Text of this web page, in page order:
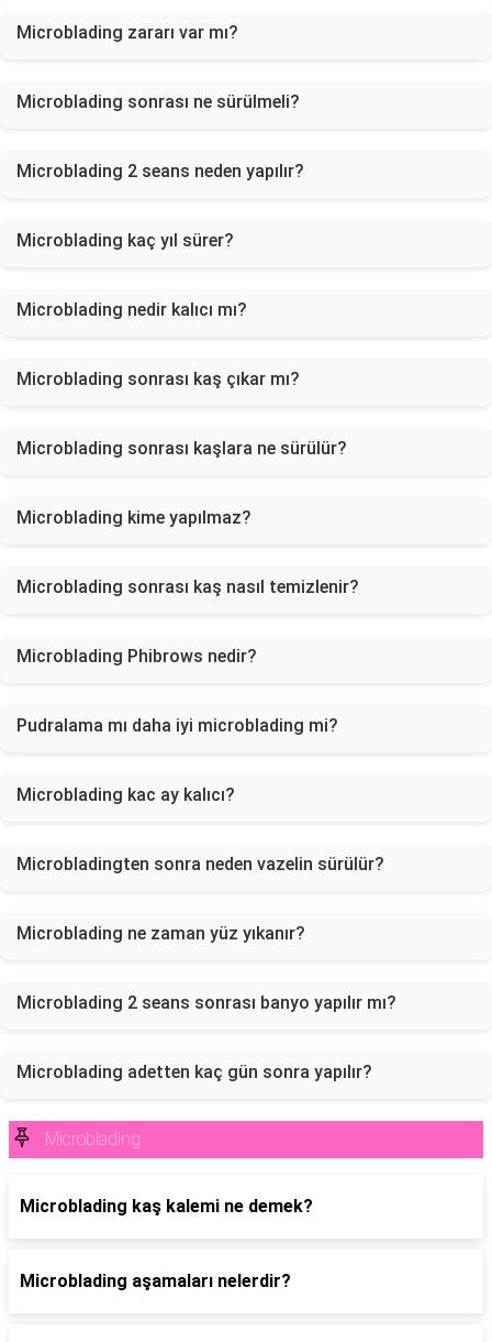
Microblading zararı var mı?
Microblading sonrası ne sürülmeli?
Microblading 2 seans neden yapılır?
Microblading kaç yıl sürer?
Microblading nedir kalıcı mı?
Microblading sonrası kaş çıkar mı?
Microblading sonrası kaşlara ne sürülür?
Microblading kime yapılmaz?
Microblading sonrası kaş nasıl temizlenir?
Microblading Phibrows nedir?
Pudralama mı daha iyi microblading mi?
Microblading kac ay kalıcı?
Microbladingten sonra neden vazelin sürülür?
Microblading ne zaman yüz yıkanır?
Microblading 2 seans sonrası banyo yapılır mı?
Microblading adetten kaç gün sonra yapılır?
Microblading
Microblading kaş kalemi ne demek?
Microblading aşamaları nelerdir?